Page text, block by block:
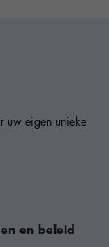
uw eigen unieke
en beleid